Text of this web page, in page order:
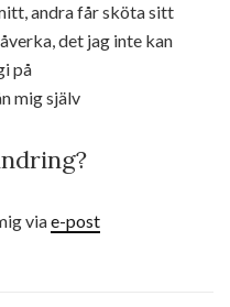
andra får sköta sitt
det jag inte kan
på
mig själv
viae-post